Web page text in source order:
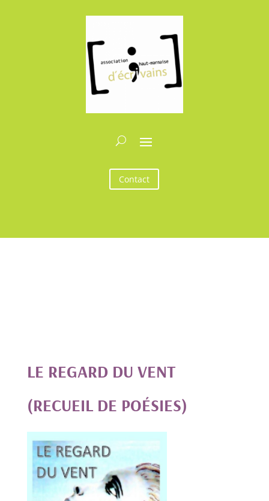
Contact
LE REGARD DU VENT
(RECUEIL DE POÉSIES)